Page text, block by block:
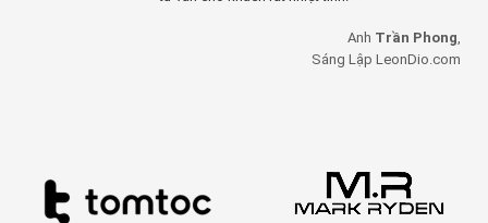
Anh Trần Phong,
Sáng Lập LeonDio.com